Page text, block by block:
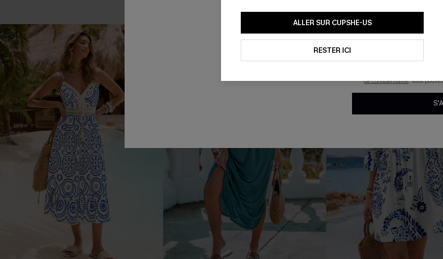
-15%
ALLER SUR CUPSHE-US
RESTER ICI
mails marketing (y compris
reconnaissez avoir pris
pouvons utiliser les données
de confidentialité. Vous